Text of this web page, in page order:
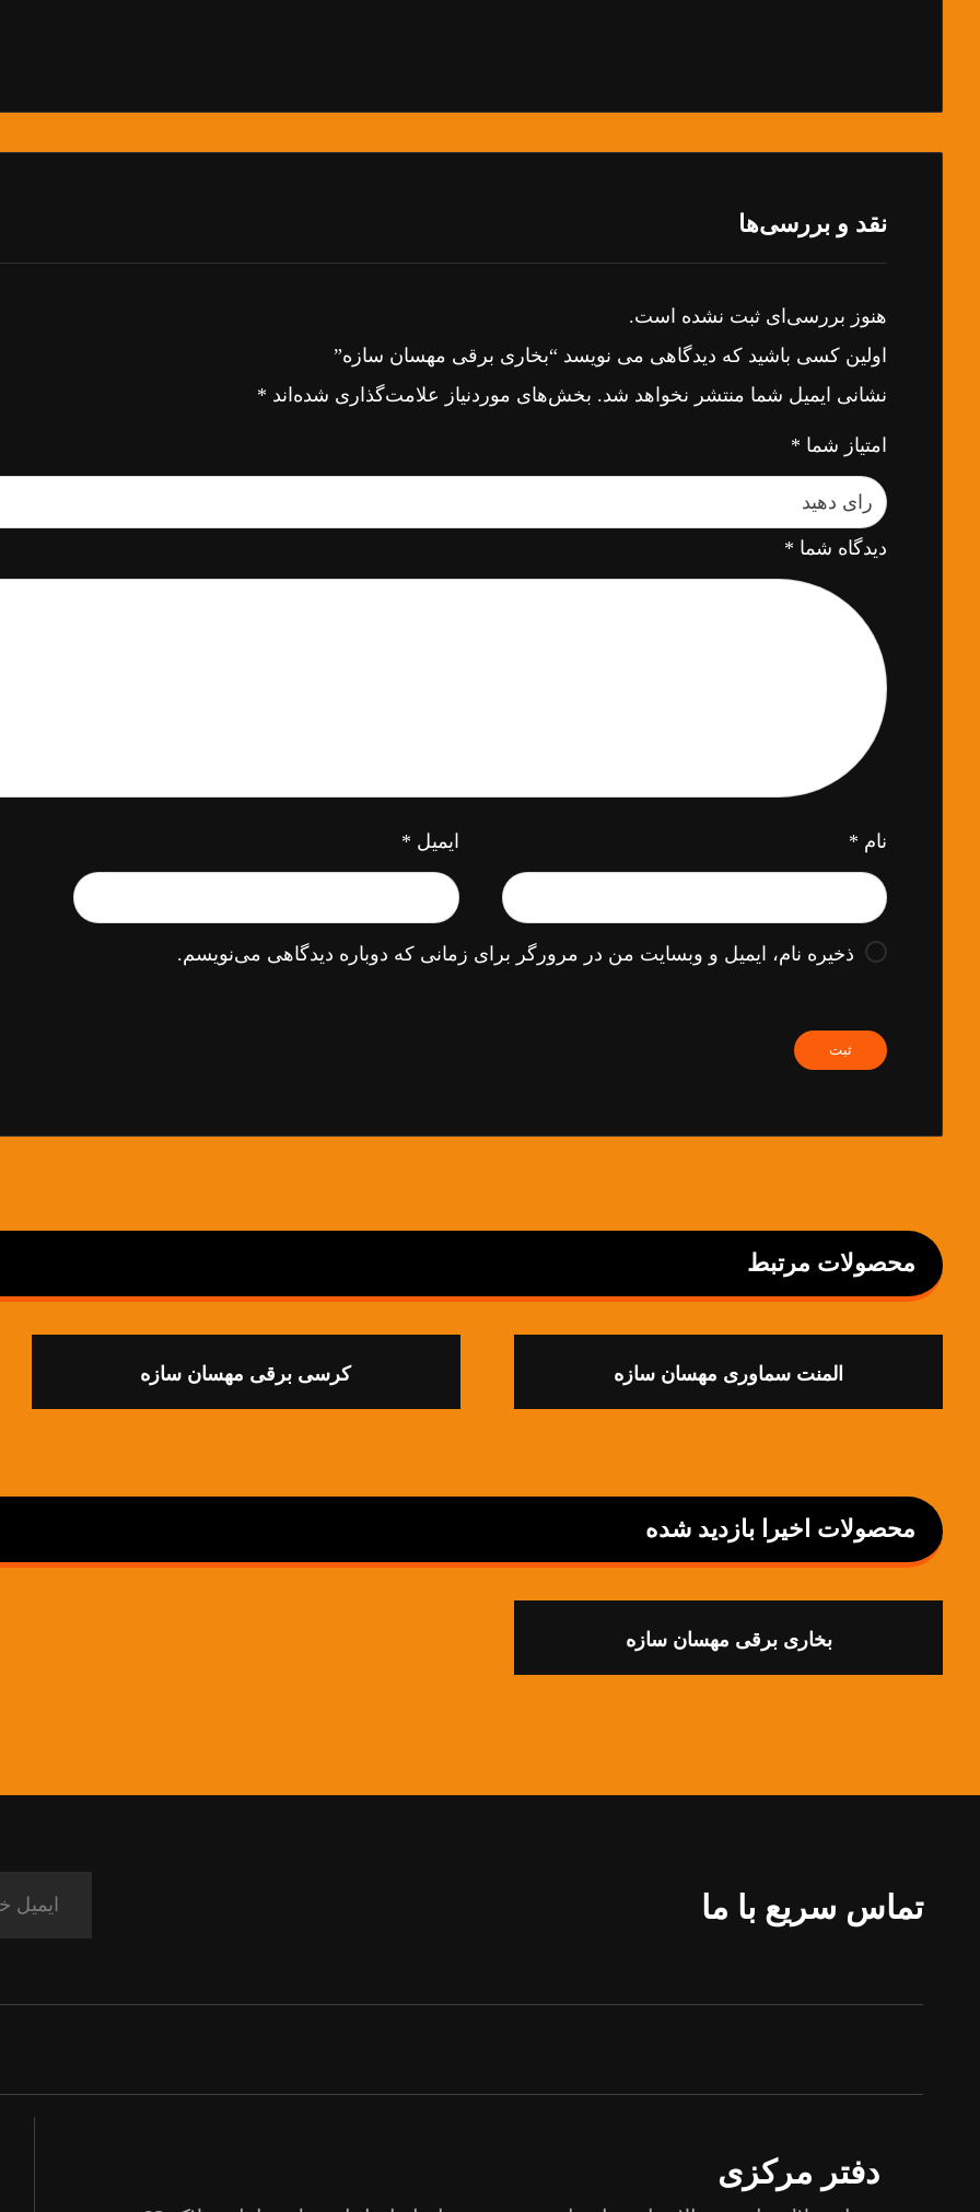
نقد و بررسی‌ها
هنوز بررسی‌ای ثبت نشده است.
اولین کسی باشید که دیدگاهی می نویسد “بخاری برقی مهسان سازه”
نشانی ایمیل شما منتشر نخواهد شد. بخش‌های موردنیاز علامت‌گذاری شده‌اند *
امتیاز شما *
دیدگاه شما *
نام * ایمیل *
ذخیره نام، ایمیل و وبسایت من در مرورگر برای زمانی که دوباره دیدگاهی می‌نویسم.
محصولات مرتبط
المنت سماوری مهسان سازه کرسی برقی مهسان سازه
محصولات اخیرا بازدید شده
بخاری برقی مهسان سازه
تماس سریع با ما
دفتر مرکزی